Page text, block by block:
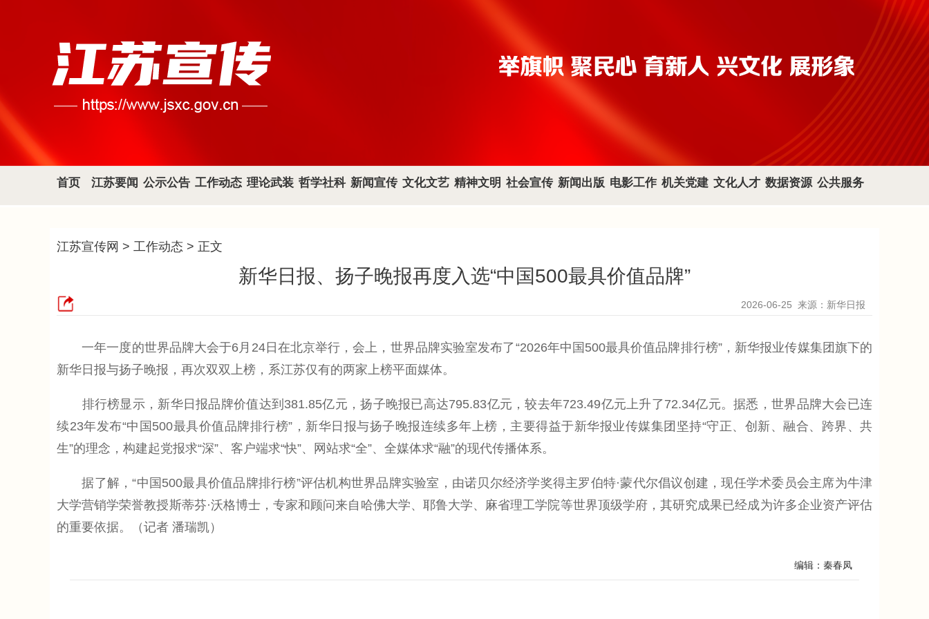
首页 江苏要闻 公示公告 工作动态 理论武装 哲学社科 新闻宣传 文化文艺 精神文明 社会宣传 新闻出版 电影工作 机关党建 文化人才 数据资源 公共服务
江苏宣传网 > 工作动态 > 正文
新华日报、扬子晚报再度入选“中国500最具价值品牌”
2026-06-25 来源：新华日报
一年一度的世界品牌大会于6月24日在北京举行，会上，世界品牌实验室发布了“2026年中国500最具价值品牌排行榜”，新华报业传媒集团旗下的
新华日报与扬子晚报，再次双双上榜，系江苏仅有的两家上榜平面媒体。
排行榜显示，新华日报品牌价值达到381.85亿元，扬子晚报已高达795.83亿元，较去年723.49亿元上升了72.34亿元。据悉，世界品牌大会已连
续23年发布“中国500最具价值品牌排行榜”，新华日报与扬子晚报连续多年上榜，主要得益于新华报业传媒集团坚持“守正、创新、融合、跨界、共
生”的理念，构建起党报求“深”、客户端求“快”、网站求“全”、全媒体求“融”的现代传播体系。
据了解，“中国500最具价值品牌排行榜”评估机构世界品牌实验室，由诺贝尔经济学奖得主罗伯特·蒙代尔倡议创建，现任学术委员会主席为牛津
大学营销学荣誉教授斯蒂芬·沃格博士，专家和顾问来自哈佛大学、耶鲁大学、麻省理工学院等世界顶级学府，其研究成果已经成为许多企业资产评估
的重要依据。（记者 潘瑞凯）
编辑：秦春凤